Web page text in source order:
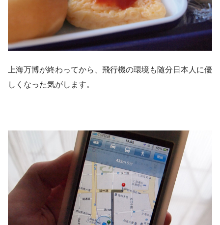
上海万博が終わってから、飛行機の環境も随分日本人に優
しくなった気がします。